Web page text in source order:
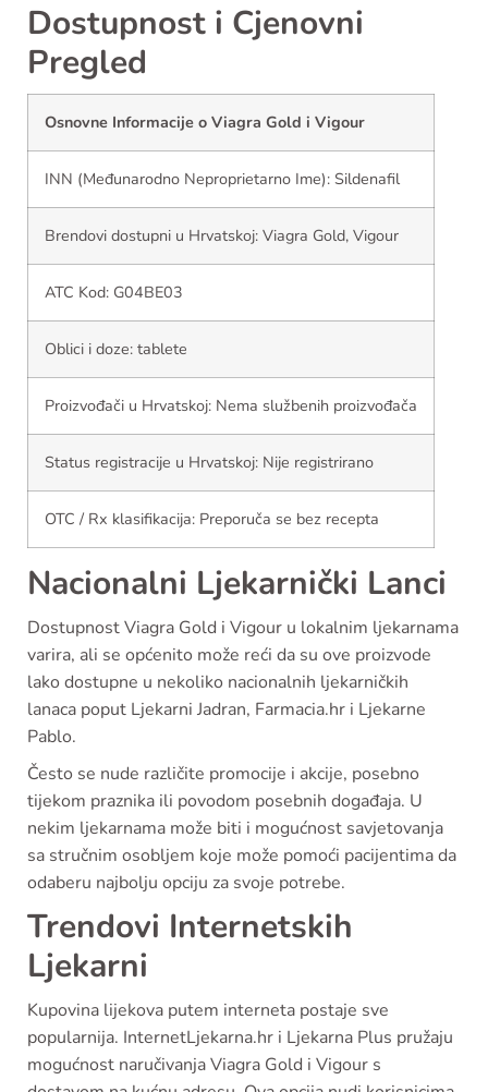
Dostupnost i Cjenovni
Pregled
Osnovne Informacije o Viagra Gold i Vigour
INN (Međunarodno Neproprietarno Ime): Sildenafil
Brendovi dostupni u Hrvatskoj: Viagra Gold, Vigour
ATC Kod: G04BE03
Oblici i doze: tablete
Proizvođači u Hrvatskoj: Nema službenih proizvođača
Status registracije u Hrvatskoj: Nije registrirano
OTC / Rx klasifikacija: Preporuča se bez recepta
Nacionalni Ljekarnički Lanci
Dostupnost Viagra Gold i Vigour u lokalnim ljekarnama
varira, ali se općenito može reći da su ove proizvode
lako dostupne u nekoliko nacionalnih ljekarničkih
lanaca poput Ljekarni Jadran, Farmacia.hr i Ljekarne
Pablo.
Često se nude različite promocije i akcije, posebno
tijekom praznika ili povodom posebnih događaja. U
nekim ljekarnama može biti i mogućnost savjetovanja
sa stručnim osobljem koje može pomoći pacijentima da
odaberu najbolju opciju za svoje potrebe.
Trendovi Internetskih
Ljekarni
Kupovina lijekova putem interneta postaje sve
popularnija. InternetLjekarna.hr i Ljekarna Plus pružaju
mogućnost naručivanja Viagra Gold i Vigour s